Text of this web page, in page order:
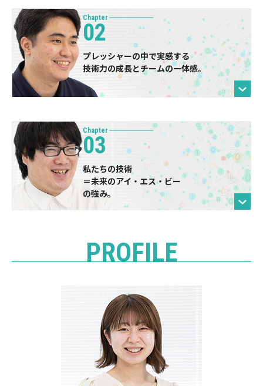
Chapter
02
プレッシャーの中で実感する
技術力の成長とチームの一体感。
Chapter
03
私たちの技術
＝未来のアイ・エス・ビー
の強み。
PROFILE